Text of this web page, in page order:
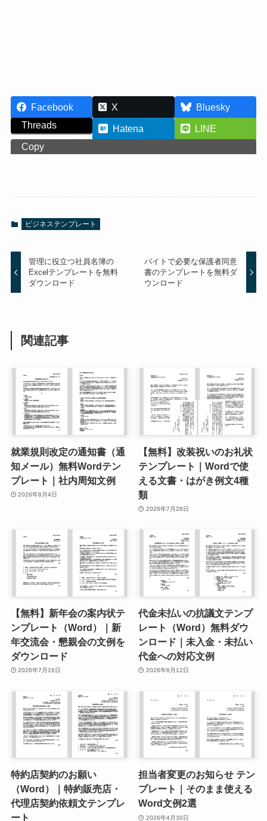
Facebook X
Bluesky
Threads
Hatena
LINE
Copy
ビジネステンプレート
管理に役立つ社員名簿の
Excelテンプレートを無料
ダウンロード
バイトで必要な保護者同意
書のテンプレートを無料ダ
ウンロード
関連記事
就業規則改定の通知書（通
知メール）無料Wordテン
プレート｜社内周知文例
2026年8月4日
【無料】改装祝いのお礼状
テンプレート｜Wordで使
える文書・はがき例文4種
類
2026年7月28日
【無料】新年会の案内状テ
ンプレート（Word）｜新
年交流会・懇親会の文例を
ダウンロード
2026年7月16日
代金未払いの抗議文テンプ
レート（Word）無料ダウ
ンロード｜未入金・未払い
代金への対応文例
2026年6月12日
特約店契約のお願い
（Word）｜特約販売店・
代理店契約依頼文テンプレ
ート
担当者変更のお知らせ テン
プレート｜そのまま使える
Word文例2選
2026年4月30日